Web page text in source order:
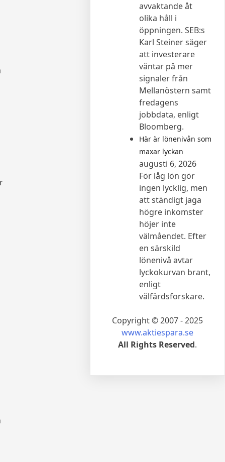
avvaktande åt
olika håll i
öppningen. SEB:s
Karl Steiner säger
att investerare
väntar på mer
signaler från
Mellanöstern samt
fredagens
jobbdata, enligt
Bloomberg.
Här är lönenivån som
maxar lyckan
augusti 6, 2026
För låg lön gör
ingen lycklig, men
att ständigt jaga
högre inkomster
höjer inte
välmåendet. Efter
en särskild
lönenivå avtar
lyckokurvan brant,
enligt
välfärdsforskare.
Copyright © 2007 - 2025
www.aktiespara.se
All Rights Reserved.